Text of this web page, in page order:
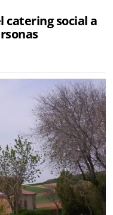
catering social a